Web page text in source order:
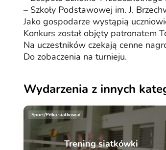
– Szkoły Podstawowej im. J.
Jako gospodarze wystąpią
Konkurs został objęty patronatem
Na uczestników czekają cenne
Do zobaczenia na turnieju.
Wydarzenia z innych
Sport/Piłka siatkowa/
Trening siatkówki